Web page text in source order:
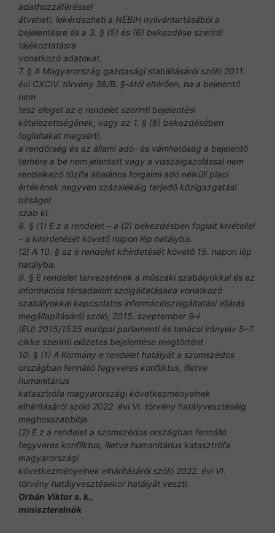
adathozzáféréssel
átveheti, lekérdezheti a NÉBIH nyilvántartásából a
bejelentésre és a 3. § (5) és (6) bekezdése szerinti
tájékoztatásra
vonatkozó adatokat.
7. § A Magyarország gazdasági stabilitásáról szóló 2011.
évi CXCIV. törvény 38/B. §-ától eltérően, ha a bejelentő
nem
tesz eleget az e rendelet szerinti bejelentési
kötelezettségének, vagy az 1. § (8) bekezdésében
foglaltakat megsérti,
a rendőrség és az állami adó- és vámhatóság a bejelentő
terhére a be nem jelentett vagy a visszaigazolással nem
rendelkező tűzifa általános forgalmi adó nélküli piaci
értékének negyven százalékáig terjedő közigazgatási
bírságot
szab ki.
8. § (1) E z a rendelet – a (2) bekezdésben foglalt kivétellel
– a kihirdetését követő napon lép hatályba.
(2) A 10. § az e rendelet kihirdetését követő 15. napon lép
hatályba.
9. § E rendelet tervezetének a műszaki szabályokkal és az
információs társadalom szolgáltatásaira vonatkozó
szabályokkal kapcsolatos információszolgáltatási eljárás
megállapításáról szóló, 2015. szeptember 9-i
(EU) 2015/1535 európai parlamenti és tanácsi irányelv 5–7.
cikke szerinti előzetes bejelentése megtörtént.
10. § (1) A Kormány e rendelet hatályát a szomszédos
országban fennálló fegyveres konfliktus, illetve
humanitárius
katasztrófa magyarországi következményeinek
elhárításáról szóló 2022. évi VI. törvény hatályvesztéséig
meghosszabbítja.
(2) E z a rendelet a szomszédos országban fennálló
fegyveres konfliktus, illetve humanitárius katasztrófa
magyarországi
következményeinek elhárításáról szóló 2022. évi VI.
törvény hatályvesztésekor hatályát veszti.
Orbán Viktor s. k.,
miniszterelnök